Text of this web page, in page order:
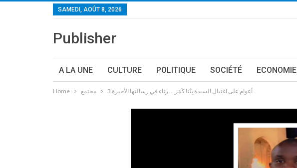
SAMEDI, AOÛT 8, 2026
Publisher
A LA UNE CULTURE POLITIQUE SOCIÉTÉ ECONOMIE
Home مجتمع 3 أعوام على اغتيال السيدة بِنْتَا كَمَرَ … رثاء في رسالتها الأخيرة .